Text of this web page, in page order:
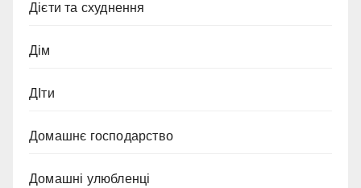
Дієти та схуднення
Дім
ДІти
Домашнє господарство
Домашні улюбленці